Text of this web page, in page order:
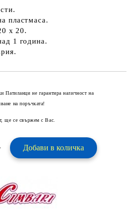
пластмаса.
x 20.
1 година.
Патиланци не гарантира наличност на
на поръчката!
ще се свържем с Вас.